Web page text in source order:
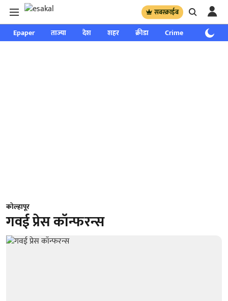
सबस्क्राईब
Epaper ताज्या देश शहर क्रीडा Crime साप्ताहिक
कोल्हापूर
गवई प्रेस कॉन्फरन्स